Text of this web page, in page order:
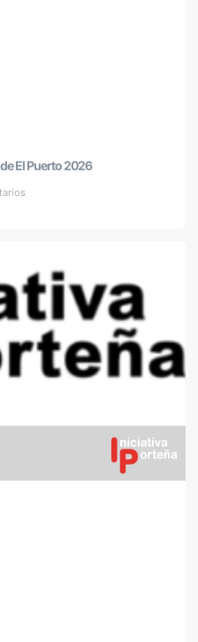
El Puerto 2026